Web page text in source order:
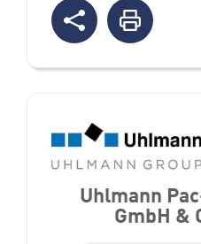
Uhlmann
GmbH &